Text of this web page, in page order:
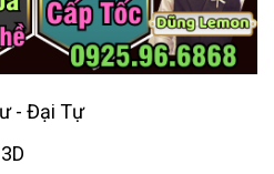
- Đại Tự